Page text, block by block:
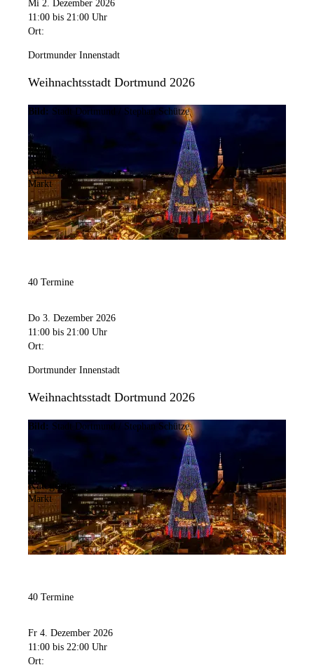
Mi 2. Dezember 2026
11:00 bis 21:00 Uhr
Ort:
Dortmunder Innenstadt
Weihnachtsstadt Dortmund 2026
Bild: Stadt Dortmund / Stephan Schütze
Kategorie:
Markt
40 Termine
Do 3. Dezember 2026
11:00 bis 21:00 Uhr
Ort:
Dortmunder Innenstadt
Weihnachtsstadt Dortmund 2026
Bild: Stadt Dortmund / Stephan Schütze
Kategorie:
Markt
40 Termine
Fr 4. Dezember 2026
11:00 bis 22:00 Uhr
Ort: